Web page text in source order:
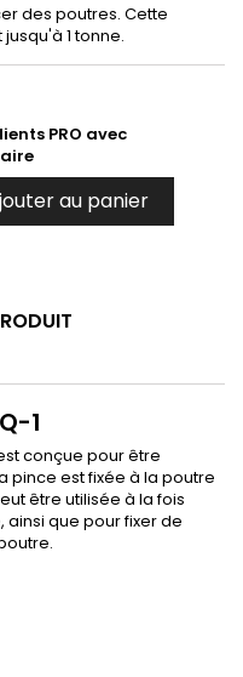
des poutres. Cette
1 tonne.
PRO avec
au panier
1
conçue pour être
pince est fixée à la poutre
être utilisée à la fois
que pour fixer de